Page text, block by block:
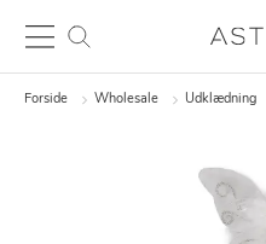
Forside Wholesale Udklædning